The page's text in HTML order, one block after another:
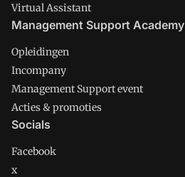
Virtual Assistant
Management Support Academy
Opleidingen
Incompany
Management Support event
Acties & promoties
Socials
Facebook
x